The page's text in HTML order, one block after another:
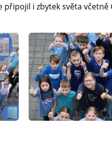
i zbytek světa včetně